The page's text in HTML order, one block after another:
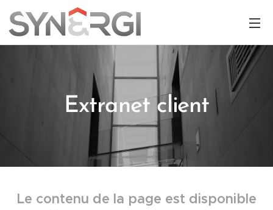
Extranet client
Le contenu de la page est disponible